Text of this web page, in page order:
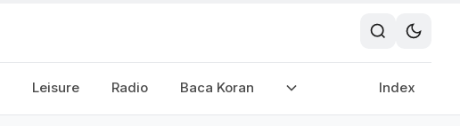
Leisure Radio Baca Koran Index